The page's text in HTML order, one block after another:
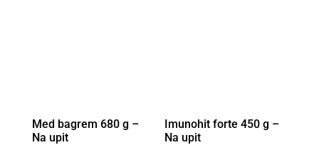
Med bagrem 680 g –
Na upit
Imunohit forte 450 g –
Na upit